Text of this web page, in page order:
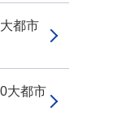
都市
大都市